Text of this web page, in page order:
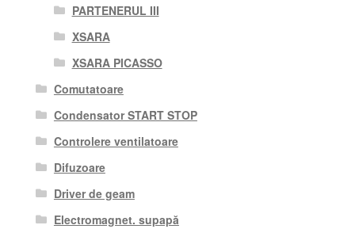
PARTENERUL III
XSARA
XSARA PICASSO
Comutatoare
Condensator START STOP
Controlere ventilatoare
Difuzoare
Driver de geam
Electromagnet. supapă